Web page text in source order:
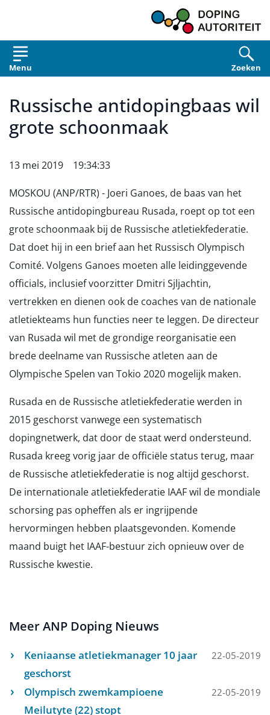
Menu Zoeken
Russische antidopingbaas wil
grote schoonmaak
13 mei 2019 19:34:33
MOSKOU (ANP/RTR) - Joeri Ganoes, de baas van het
Russische antidopingbureau Rusada, roept op tot een
grote schoonmaak bij de Russische atletiekfederatie.
Dat doet hij in een brief aan het Russisch Olympisch
Comité. Volgens Ganoes moeten alle leidinggevende
officials, inclusief voorzitter Dmitri Sjljachtin,
vertrekken en dienen ook de coaches van de nationale
atletiekteams hun functies neer te leggen. De directeur
van Rusada wil met de grondige reorganisatie een
brede deelname van Russische atleten aan de
Olympische Spelen van Tokio 2020 mogelijk maken.
Rusada en de Russische atletiekfederatie werden in
2015 geschorst vanwege een systematisch
dopingnetwerk, dat door de staat werd ondersteund.
Rusada kreeg vorig jaar de officiële status terug, maar
de Russische atletiekfederatie is nog altijd geschorst.
De internationale atletiekfederatie IAAF wil de mondiale
schorsing pas opheffen als er ingrijpende
hervormingen hebben plaatsgevonden. Komende
maand buigt het IAAF-bestuur zich opnieuw over de
Russische kwestie.
Meer ANP Doping Nieuws
Keniaanse atletiekmanager 10 jaar
geschorst
22-05-2019
Olympisch zwemkampioene
Meilutyte (22) stopt
22-05-2019